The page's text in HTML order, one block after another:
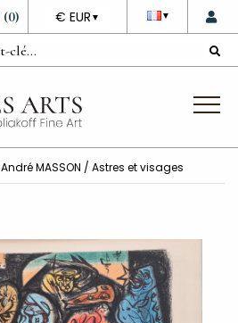
▼
DEVISE
€ EUR ▼
(0)
André MASSON / Astres et visages